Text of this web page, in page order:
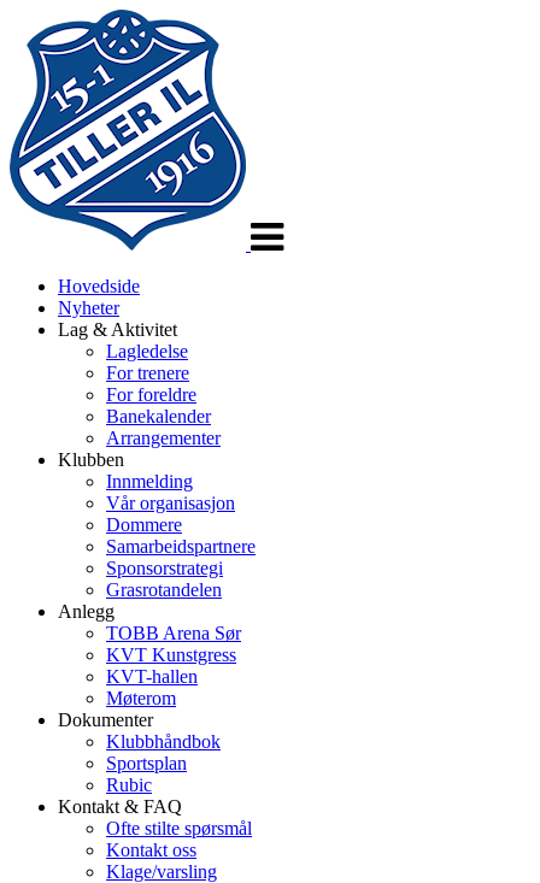
Hovedside
Nyheter
Lag & Aktivitet
Lagledelse
For trenere
For foreldre
Banekalender
Arrangementer
Klubben
Innmelding
Vår organisasjon
Dommere
Samarbeidspartnere
Sponsorstrategi
Grasrotandelen
Anlegg
TOBB Arena Sør
KVT Kunstgress
KVT-hallen
Møterom
Dokumenter
Klubbhåndbok
Sportsplan
Rubic
Kontakt & FAQ
Ofte stilte spørsmål
Kontakt oss
Klage/varsling